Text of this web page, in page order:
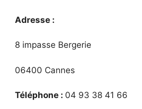
Adresse :
8 impasse Bergerie
06400 Cannes
Téléphone : 04 93 38 41 66